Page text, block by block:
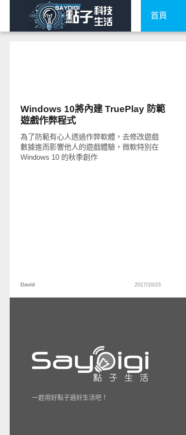
首頁
Windows 10將內建 TruePlay 防範
遊戲作弊程式
為了防範有心人透過作弊軟體，去修改遊戲
數據進而影響他人的遊戲體驗，微軟特別在
Windows 10 的秋季創作
David 2017/10/23
一起用好點子過好生活吧！